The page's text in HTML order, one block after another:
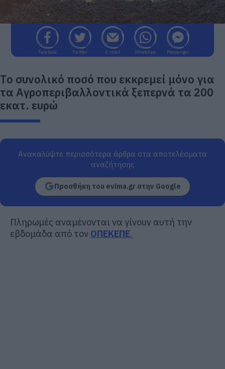
Facebook Twitter E-mail WhatsApp Messenger
Το συνολικό ποσό που εκκρεμεί μόνο για
τα Αγροπεριβαλλοντικά ξεπερνά τα 200
εκατ. ευρώ
Ανακαλύψτε περισσότερα άρθρα στα αποτελέσματα
αναζήτησης
Προσθήκη του evima.gr στην Google
Πληρωμές αναμένονται να γίνουν αυτή την
εβδομάδα από τον ΟΠΕΚΕΠΕ.